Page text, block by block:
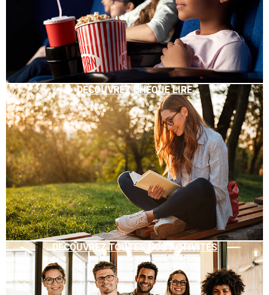
DÉCOUVREZ CHÈQUE LIRE
DÉCOUVREZ TOUTES NOS ACTIVITÉS